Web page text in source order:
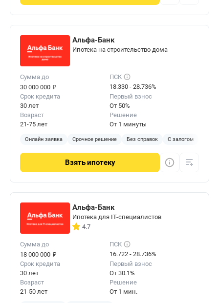
Альфа-Банк
Ипотека на строительство дома
Сумма до
30 000 000 ₽
ПСК
18.330 - 28.736%
Срок кредита
30 лет
Первый взнос
От 50%
Возраст
21-75 лет
Решение
От 1 минуты
Онлайн заявка Срочное решение Без справок С залогом
Взятьипотеку
Альфа-Банк
Ипотека для IT-специалистов
4.7
Сумма до
18 000 000 ₽
ПСК
16.722 - 28.736%
Срок кредита
30 лет
Первый взнос
От 30.1%
Возраст
21-50 лет
Решение
От 1 мин.